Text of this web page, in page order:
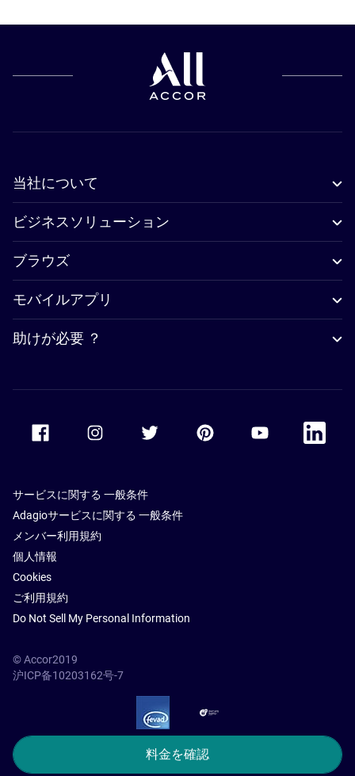
料金を確認
当社について
ビジネスソリューション
ブラウズ
モバイルアプリ
助けが必要 ？
Accor Youtube
Accor
サービスに関する 一般条件
Adagioサービスに関する 一般条件
メンバー利用規約
個人情報
Cookies
ご利用規約
Do Not Sell My Personal Information
© Accor2019
沪ICP备10203162号-7